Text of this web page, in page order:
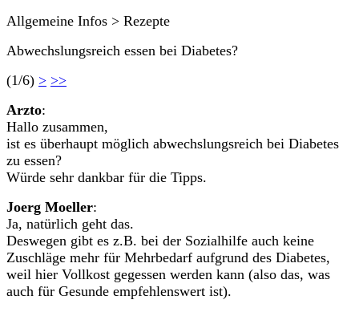
Allgemeine Infos > Rezepte
Abwechslungsreich essen bei Diabetes?
(1/6) > >>
Arzto:
Hallo zusammen,
ist es überhaupt möglich abwechslungsreich bei Diabetes
zu essen?
Würde sehr dankbar für die Tipps.
Joerg Moeller:
Ja, natürlich geht das.
Deswegen gibt es z.B. bei der Sozialhilfe auch keine
Zuschläge mehr für Mehrbedarf aufgrund des Diabetes,
weil hier Vollkost gegessen werden kann (also das, was
auch für Gesunde empfehlenswert ist).